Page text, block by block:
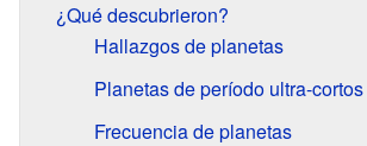
¿Qué descubrieron?
Hallazgos de planetas
Planetas de período ultra-cortos
Frecuencia de planetas